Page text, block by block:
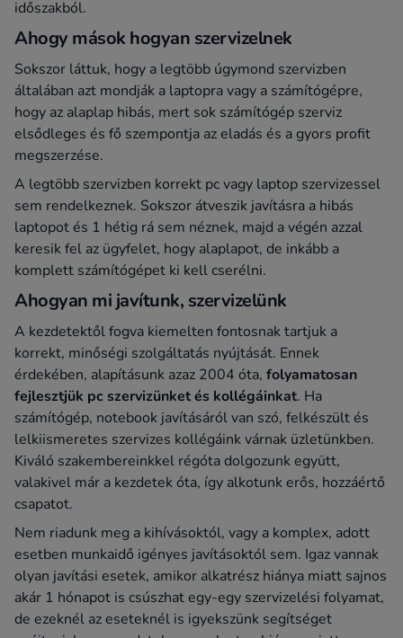
időszakból.
Ahogy mások hogyan szervizelnek
Sokszor láttuk, hogy a legtöbb úgymond szervizben
általában azt mondják a laptopra vagy a számítógépre,
hogy az alaplap hibás, mert sok számítógép szerviz
elsődleges és fő szempontja az eladás és a gyors profit
megszerzése.
A legtöbb szervizben korrekt pc vagy laptop szervizessel
sem rendelkeznek. Sokszor átveszik javításra a hibás
laptopot és 1 hétig rá sem néznek, majd a végén azzal
keresik fel az ügyfelet, hogy alaplapot, de inkább a
komplett számítógépet ki kell cserélni.
Ahogyan mi javítunk, szervizelünk
A kezdetektől fogva kiemelten fontosnak tartjuk a
korrekt, minőségi szolgáltatás nyújtását. Ennek
érdekében, alapításunk azaz 2004 óta, folyamatosan
fejlesztjük pc szervizünket és kollégáinkat. Ha
számítógép, notebook javításáról van szó, felkészült és
lelkiismeretes szervizes kollégáink várnak üzletünkben.
Kiváló szakembereinkkel régóta dolgozunk együtt,
valakivel már a kezdetek óta, így alkotunk erős, hozzáértő
csapatot.
Nem riadunk meg a kihívásoktól, vagy a komplex, adott
esetben munkaidő igényes javításoktól sem. Igaz vannak
olyan javítási esetek, amikor alkatrész hiánya miatt sajnos
akár 1 hónapot is csúszhat egy-egy szervizelési folyamat,
de ezeknél az eseteknél is igyekszünk segítséget